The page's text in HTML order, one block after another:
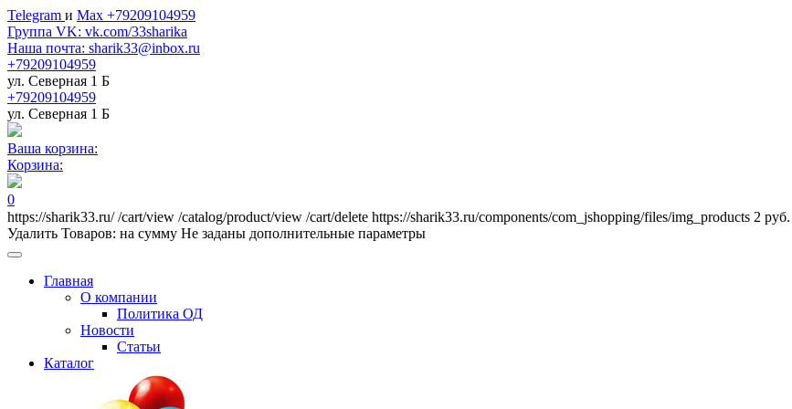
Telegram и Max +79209104959
Группа VK: vk.com/33sharika
Наша почта: sharik33@inbox.ru
+79209104959
ул. Северная 1 Б
+79209104959
ул. Северная 1 Б
Ваша корзина:
Корзина:
0
https://sharik33.ru/ /cart/view /catalog/product/view /cart/delete https://sharik33.ru/components/com_jshopping/files/img_products 2 руб.
Удалить Товаров: на сумму Не заданы дополнительные параметры
Главная
О компании
Политика ОД
Новости
Статьи
Каталог